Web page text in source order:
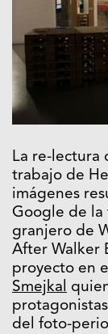
La re-lectura
trabajo de
imágenes
Google de la
granjero de
After Walker
proyecto en
Smejkal
del foto-